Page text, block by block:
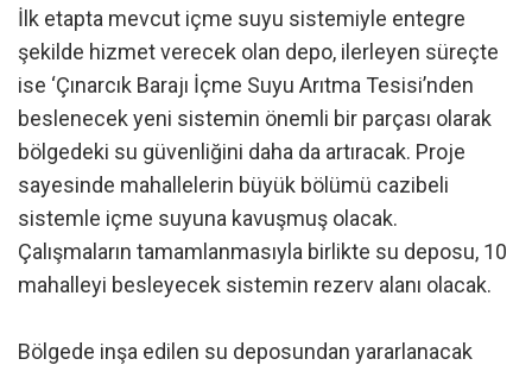
İlk etapta mevcut içme suyu sistemiyle entegre
şekilde hizmet verecek olan depo, ilerleyen süreçte
ise ‘Çınarcık Barajı İçme Suyu Arıtma Tesisi’nden
beslenecek yeni sistemin önemli bir parçası olarak
bölgedeki su güvenliğini daha da artıracak. Proje
sayesinde mahallelerin büyük bölümü cazibeli
sistemle içme suyuna kavuşmuş olacak.
Çalışmaların tamamlanmasıyla birlikte su deposu, 10
mahalleyi besleyecek sistemin rezerv alanı olacak.
Bölgede inşa edilen su deposundan yararlanacak